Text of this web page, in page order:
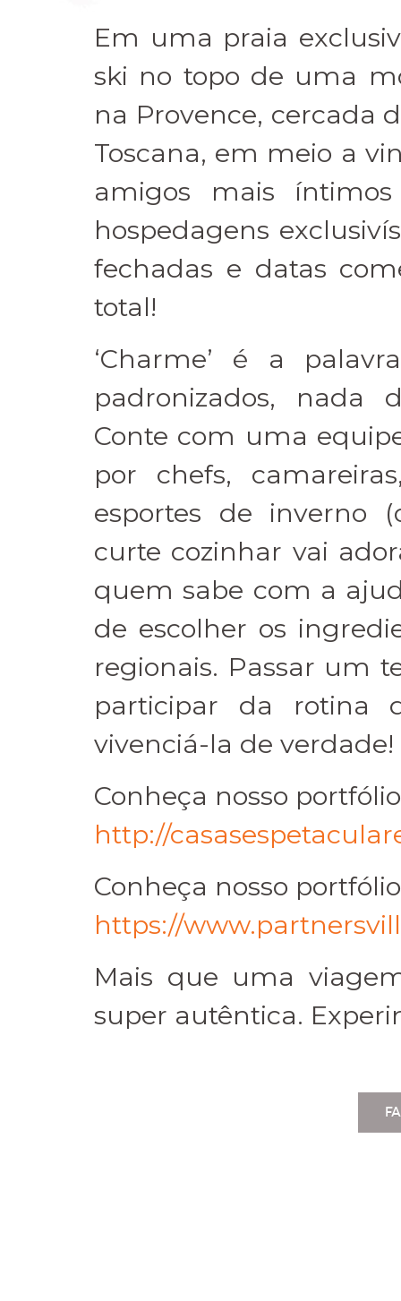
Em uma praia
ski no topo de uma
na Provence, cercada
Toscana, em meio a
amigos mais
hospedagens
fechadas e datas
total!
‘Charme’ é a
padronizados, nada
Conte com uma
por chefs,
esportes de inverno
curte cozinhar vai
quem sabe com a
de escolher os
regionais. Passar um
participar da rotina
vivenciá-la de verdade!
Conheça nosso
http://
Conheça nosso
https://
Mais que uma
super autêntica.